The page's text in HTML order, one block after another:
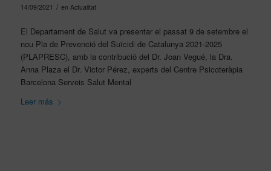
14/09/2021 / en Actualitat
El Departament de Salut va presentar el passat 9 de setembre el
nou Pla de Prevenció del Suïcidi de Catalunya 2021-2025
(PLAPRESC), amb la contribució del Dr. Joan Vegué, la Dra.
Anna Plaza el Dr. Victor Pérez, experts del Centre Psicoteràpia
Barcelona Serveis Salut Mental
Leer más